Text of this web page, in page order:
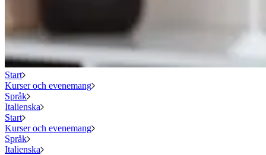
Start
Kurser och evenemang
Språk
Italienska
Start
Kurser och evenemang
Språk
Italienska